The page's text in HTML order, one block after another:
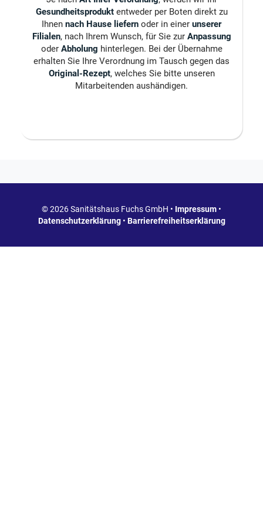
Gesundheitsproduktentweder per Boten direkt zu
Ihnen nach Hause liefern oder in einer unserer
Filialen, nach Ihrem Wunsch, für Sie zur Anpassung
oder Abholung hinterlegen. Bei der Übernahme
erhalten Sie Ihre Verordnung im Tausch gegen das
Original-Rezept, welches Sie bitte unseren
Mitarbeitenden aushändigen.
© 2026 Sanitätshaus Fuchs GmbH • Impressum •
Datenschutzerklärung• Barrierefreiheitserklärung